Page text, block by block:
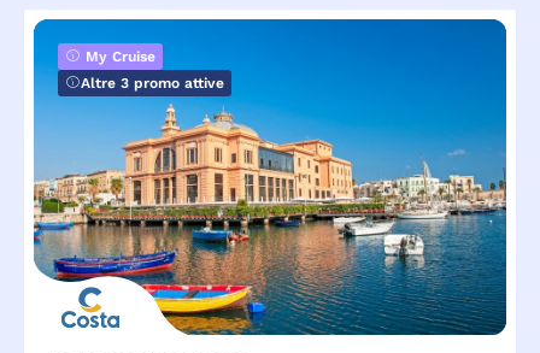
My Cruise
Altre 3 promo attive